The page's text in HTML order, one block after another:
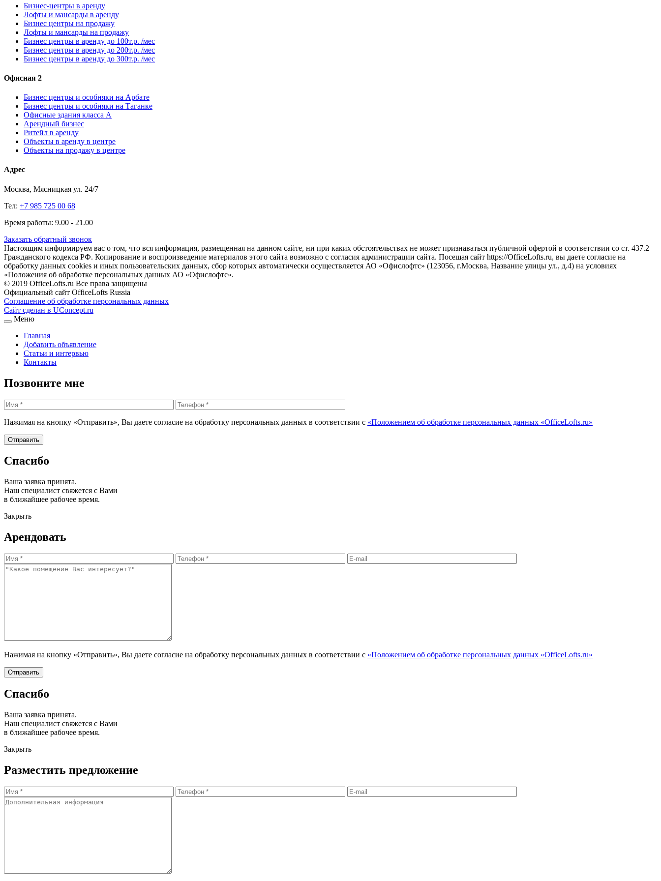
Бизнес-центры в аренду
Лофты и мансарды в аренду
Бизнес центры на продажу
Лофты и мансарды на продажу
Бизнес центры в аренду до 100т.р. /мес
Бизнес центры в аренду до 200т.р. /мес
Бизнес центры в аренду до 300т.р. /мес
Офисная 2
Бизнес центры и особняки на Арбате
Бизнес центры и особняки на Таганке
Офисные здания класса А
Арендный бизнес
Ритейл в аренду
Объекты в аренду в центре
Объекты на продажу в центре
Адрес
Москва, Мясницкая ул. 24/7
Тел: +7 985 725 00 68
Время работы: 9.00 - 21.00
Заказать обратный звонок
Настоящим информируем вас о том, что вся информация, размещенная на данном сайте, ни при каких обстоятельствах не может признаваться публичной офертой в соответствии со ст. 437.2
Гражданского кодекса РФ. Копирование и воспроизведение материалов этого сайта возможно с согласия администрации сайта. Посещая сайт https://OfficeLofts.ru, вы даете согласие на
обработку данных cookies и иных пользовательских данных, сбор которых автоматически осуществляется АО «Офислофтс» (123056, г.Москва, Название улицы ул., д.4) на условиях
«Положения об обработке персональных данных АО «Офислофтс».
© 2019 OfficeLofts.ru Все права защищены
Официальный сайт OfficeLofts Russia
Соглашение об обработке персональных данных
Сайт сделан в UConcept.ru
Меню
Главная
Добавить объявление
Статьи и интервью
Контакты
Позвоните мне
Нажимая на кнопку «Отправить», Вы даете согласие на обработку персональных данных в соответствии с «Положением об обработке персональных данных «OfficeLofts.ru»
Спасибо
Ваша заявка принята.
Наш специалист свяжется с Вами
в ближайшее рабочее время.
Закрыть
Арендовать
Нажимая на кнопку «Отправить», Вы даете согласие на обработку персональных данных в соответствии с «Положением об обработке персональных данных «OfficeLofts.ru»
Спасибо
Ваша заявка принята.
Наш специалист свяжется с Вами
в ближайшее рабочее время.
Закрыть
Разместить предложение